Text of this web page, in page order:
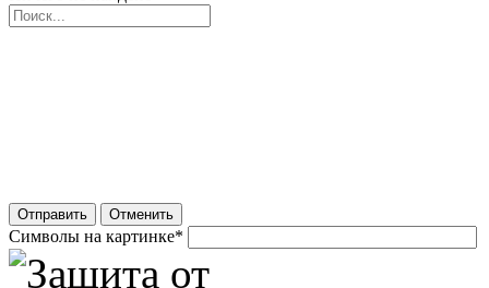
Отправить Отменить
Символы на картинке*